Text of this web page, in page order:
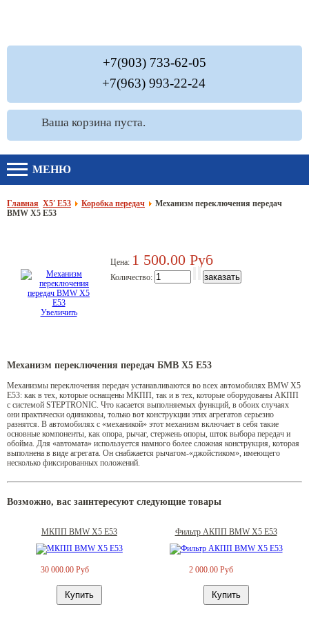
+7(903) 733-62-05
+7(963) 993-22-24
Ваша корзина пуста.
МЕНЮ
Главная Х5′ E53 Коробка передач
Механизм переключения передач
BMW X5 E53
Увеличить
Цена: 1 500.00 Руб
Количество:
Механизм переключения передач БМВ Х5 Е53
Механизмы переключения передач устанавливаются во всех автомобилях BMW Х5
Е53: как в тех, которые оснащены МКПП, так и в тех, которые оборудованы АКПП
с системой STEPTRONIC. Что касается выполняемых функций, в обоих случаях
они практически одинаковы, только вот конструкции этих агрегатов серьезно
разнятся. В автомобилях с «механикой» этот механизм включает в себя такие
основные компоненты, как опора, рычаг, стержень опоры, шток выбора передач и
обойма. Для «автомата» используется намного более сложная конструкция, которая
выполнена в виде агрегата. Он снабжается рычагом-«джойстиком», имеющего
несколько фиксированных положений.
Возможно, вас заинтересуют следующие товары
МКПП BMW X5 E53
30 000.00 Руб
Фильтр АКПП BMW X5 E53
2 000.00 Руб